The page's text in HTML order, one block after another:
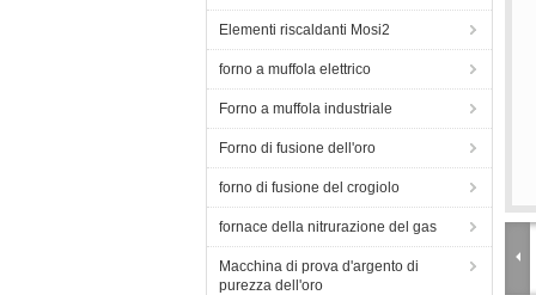
Elementi riscaldanti Mosi2
forno a muffola elettrico
Forno a muffola industriale
Forno di fusione dell'oro
forno di fusione del crogiolo
fornace della nitrurazione del gas
Macchina di prova d'argento di
purezza dell'oro